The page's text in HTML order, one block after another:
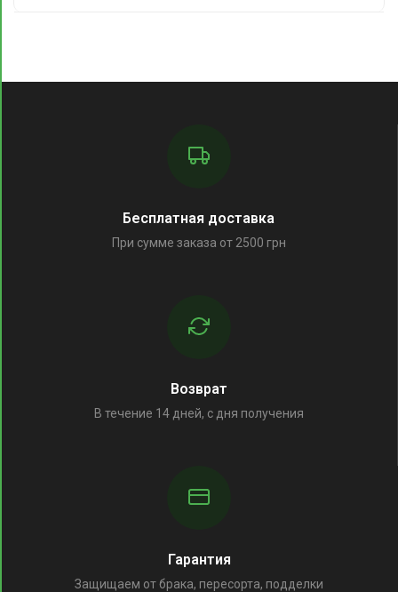
Бесплатная доставка
При сумме заказа от 2500 грн
Возврат
В течение 14 дней, с дня получения
Гарантия
Защищаем от брака, пересорта, подделки